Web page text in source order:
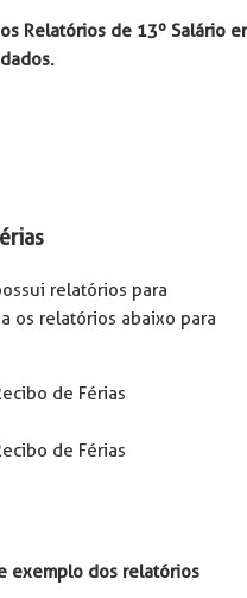
Relatórios de 13º Salário
relatórios para
os relatórios abaixo para
de Férias
de Férias
exemplo dos relatórios